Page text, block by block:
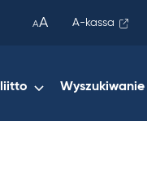
AA A-kassa
Wyszukiwanie